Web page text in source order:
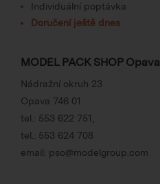
Individuální poptávka
Doručení ještě dnes
MODEL PACK SHOP Opava
Nádražní okruh 23
Opava 746 01
tel.: 553 622 751
tel.: 553 624 708
email: pso@modelgroup.com